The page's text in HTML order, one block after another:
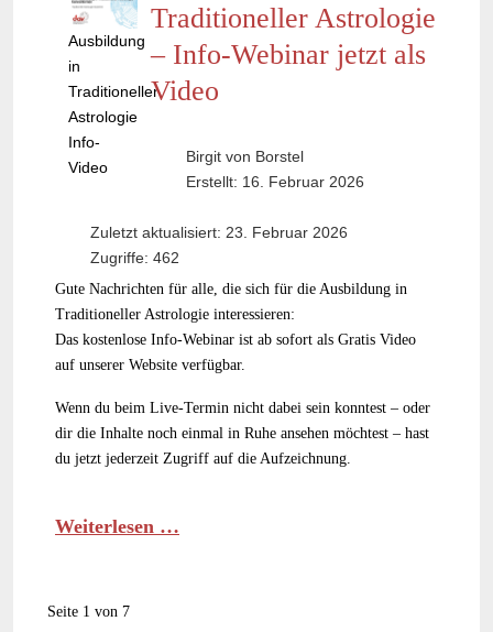
Ausbildung
in
Traditioneller
Astrologie
Info-
Video
Traditioneller Astrologie
– Info-Webinar jetzt als
Video
Birgit von Borstel
Erstellt: 16. Februar 2026
Zuletzt aktualisiert: 23. Februar 2026
Zugriffe: 462
Gute Nachrichten für alle, die sich für die Ausbildung in
Traditioneller Astrologie interessieren:
Das kostenlose Info-Webinar ist ab sofort als Gratis Video
auf unserer Website verfügbar.
Wenn du beim Live-Termin nicht dabei sein konntest – oder
dir die Inhalte noch einmal in Ruhe ansehen möchtest – hast
du jetzt jederzeit Zugriff auf die Aufzeichnung.
Weiterlesen …
Seite 1 von 7